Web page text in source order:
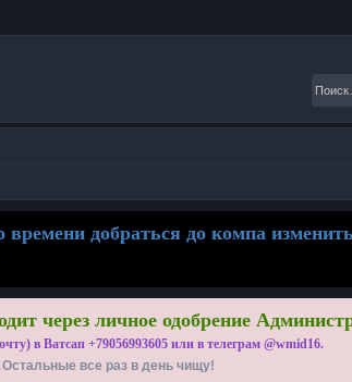
добраться до компа
через личное одобрение
в Ватсап +79056993605 или в телеграм @wmid16.
все раз в день чищу!